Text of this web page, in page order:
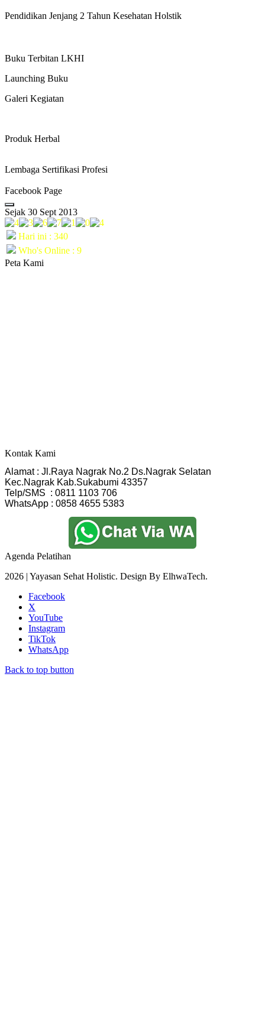
Pendidikan Jenjang 2 Tahun Kesehatan Holstik
Buku Terbitan LKHI
Launching Buku
Galeri Kegiatan
Produk Herbal
Lembaga Sertifikasi Profesi
Facebook Page
Sejak 30 Sept 2013
Hari ini : 340
Who's Online : 9
Peta Kami
Kontak Kami
Alamat : Jl.Raya Nagrak No.2 Ds.Nagrak Selatan
Kec.Nagrak Kab.Sukabumi 43357
Telp/SMS  : 0811 1103 706
WhatsApp : 0858 4655 5383
Agenda Pelatihan
2026 | Yayasan Sehat Holistic. Design By ElhwaTech.
Facebook
X
YouTube
Instagram
TikTok
WhatsApp
Back to top button